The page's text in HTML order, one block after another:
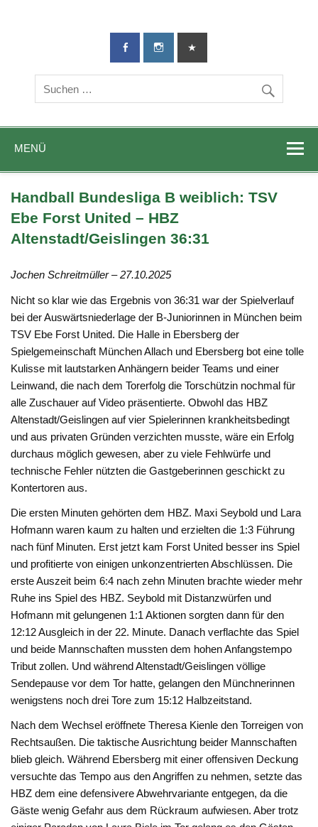
TG-Geislingen
DIE Sportadresse in Geislingen!
MENÜ
Handball Bundesliga B weiblich: TSV
Ebe Forst United – HBZ
Altenstadt/Geislingen 36:31
Jochen Schreitmüller – 27.10.2025
Nicht so klar wie das Ergebnis von 36:31 war der Spielverlauf
bei der Auswärtsniederlage der B-Juniorinnen in München beim
TSV Ebe Forst United. Die Halle in Ebersberg der
Spielgemeinschaft München Allach und Ebersberg bot eine tolle
Kulisse mit lautstarken Anhängern beider Teams und einer
Leinwand, die nach dem Torerfolg die Torschützin nochmal für
alle Zuschauer auf Video präsentierte. Obwohl das HBZ
Altenstadt/Geislingen auf vier Spielerinnen krankheitsbedingt
und aus privaten Gründen verzichten musste, wäre ein Erfolg
durchaus möglich gewesen, aber zu viele Fehlwürfe und
technische Fehler nützten die Gastgeberinnen geschickt zu
Kontertoren aus.
Die ersten Minuten gehörten dem HBZ. Maxi Seybold und Lara
Hofmann waren kaum zu halten und erzielten die 1:3 Führung
nach fünf Minuten. Erst jetzt kam Forst United besser ins Spiel
und profitierte von einigen unkonzentrierten Abschlüssen. Die
erste Auszeit beim 6:4 nach zehn Minuten brachte wieder mehr
Ruhe ins Spiel des HBZ. Seybold mit Distanzwürfen und
Hofmann mit gelungenen 1:1 Aktionen sorgten dann für den
12:12 Ausgleich in der 22. Minute. Danach verflachte das Spiel
und beide Mannschaften mussten dem hohen Anfangstempo
Tribut zollen. Und während Altenstadt/Geislingen völlige
Sendepause vor dem Tor hatte, gelangen den Münchnerinnen
wenigstens noch drei Tore zum 15:12 Halbzeitstand.
Nach dem Wechsel eröffnete Theresa Kienle den Torreigen von
Rechtsaußen. Die taktische Ausrichtung beider Mannschaften
blieb gleich. Während Ebersberg mit einer offensiven Deckung
versuchte das Tempo aus den Angriffen zu nehmen, setzte das
HBZ dem eine defensivere Abwehrvariante entgegen, da die
Gäste wenig Gefahr aus dem Rückraum aufwiesen. Aber trotz